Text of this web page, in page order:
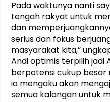
Pada waktunya nanti
tengah rakyat untuk
dan
serius dan fokus
masyarakat kita,”
Andi optimis terpilih jadi
berpotensi cukup besar
ia mengaku akan
semua kalangan untuk